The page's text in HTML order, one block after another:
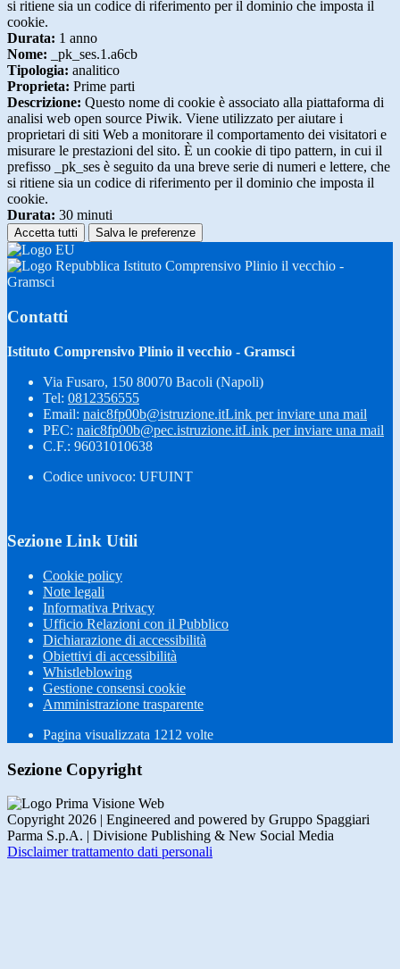
si ritiene sia un codice di riferimento per il dominio che imposta il
cookie.
Durata: 1 anno
Nome: _pk_ses.1.a6cb
Tipologia: analitico
Proprieta: Prime parti
Descrizione: Questo nome di cookie è associato alla piattaforma di
analisi web open source Piwik. Viene utilizzato per aiutare i
proprietari di siti Web a monitorare il comportamento dei visitatori e
misurare le prestazioni del sito. È un cookie di tipo pattern, in cui il
prefisso _pk_ses è seguito da una breve serie di numeri e lettere, che
si ritiene sia un codice di riferimento per il dominio che imposta il
cookie.
Durata: 30 minuti
Accetta tutti Salva le preferenze
Istituto Comprensivo Plinio il vecchio -
Gramsci
Contatti
Istituto Comprensivo Plinio il vecchio - Gramsci
Via Fusaro, 150 80070 Bacoli (Napoli)
Tel: 0812356555
Email: naic8fp00b@istruzione.itLink per inviare una mail
PEC: naic8fp00b@pec.istruzione.itLink per inviare una mail
C.F.: 96031010638
Codice univoco: UFUINT
Sezione Link Utili
Cookie policy
Note legali
Informativa Privacy
Ufficio Relazioni con il Pubblico
Dichiarazione di accessibilità
Obiettivi di accessibilità
Whistleblowing
Gestione consensi cookie
Amministrazione trasparente
Pagina visualizzata 1212 volte
Sezione Copyright
Copyright 2026 | Engineered and powered by Gruppo Spaggiari
Parma S.p.A. | Divisione Publishing & New Social Media
Disclaimer trattamento dati personali